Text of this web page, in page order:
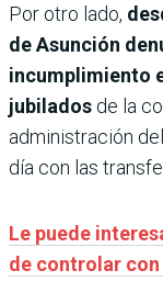
Por otro lado,
de Asunción
incumplimiento
jubilados de la
administración
día con las
Le puede
de controlar